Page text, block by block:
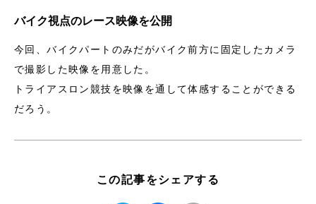
バイク視点のレース映像を公開
今回、バイクパートのみだがバイク前方に固定したカメラ
で撮影した映像を用意した。
トライアスロン競技を映像を通して体感することができる
だろう。
この記事をシェアする